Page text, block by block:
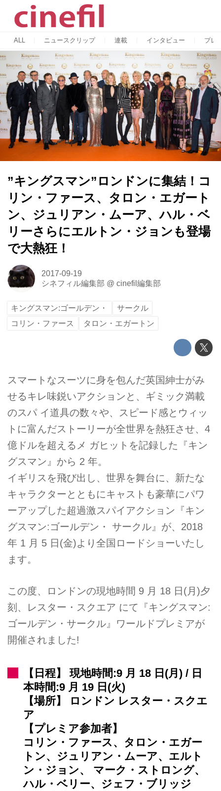
ALL ニュースクリップ 連載 インタビュー プレ
”キングスマン”ロンドンに集結！コ
リン・ファース、タロン・エガート
ン、ジュリアン・ムーア、ハル・ベ
リーさらにエルトン・ジョンも登場
で大熱狂！
2017-09-19
シネフィル編集部 @ cinefil編集部
キングスマン:ゴールデン・
サークル
コリン・ファース
タロン・エガートン
スマートなスーツに身を包んだ英国紳士がみ
せるキレ味鋭いアクションと、ギミック満載
のスパ イ道具の数々や、スピード感とウィッ
トに富んだストーリーが全世界を熱狂させ、4
億ドルを超えるメ ガヒットを記録した『キン
グスマン』から 2 年。
イギリスを飛び出し、世界を舞台に、新たな
キャラクターとともにキャストも豪華にパワ
ーアップした超過激スパイアクション『キン
グスマン:ゴールデン・ サークル』が、2018
年 1 月 5 日(金)より全国ロードショーいたし
ます。
この度、ロンドンの現地時間 9 月 18 日(月)夕
刻、レスター・スクエア にて『キングスマン:
ゴールデン・サークル』ワールドプレミアが
開催されました!
【日程】 現地時間:9 月 18 日(月) / 日
本時間:9 月 19 日(火)
【場所】 ロンドン レスター・スクエ
ア
【プレミア参加者】
コリン・ファース、タロン・エガー
トン、ジュリアン・ムーア、エルト
ン・ジョン、 マーク・ストロング、
ハル・ベリー、ジェフ・ブリッジ